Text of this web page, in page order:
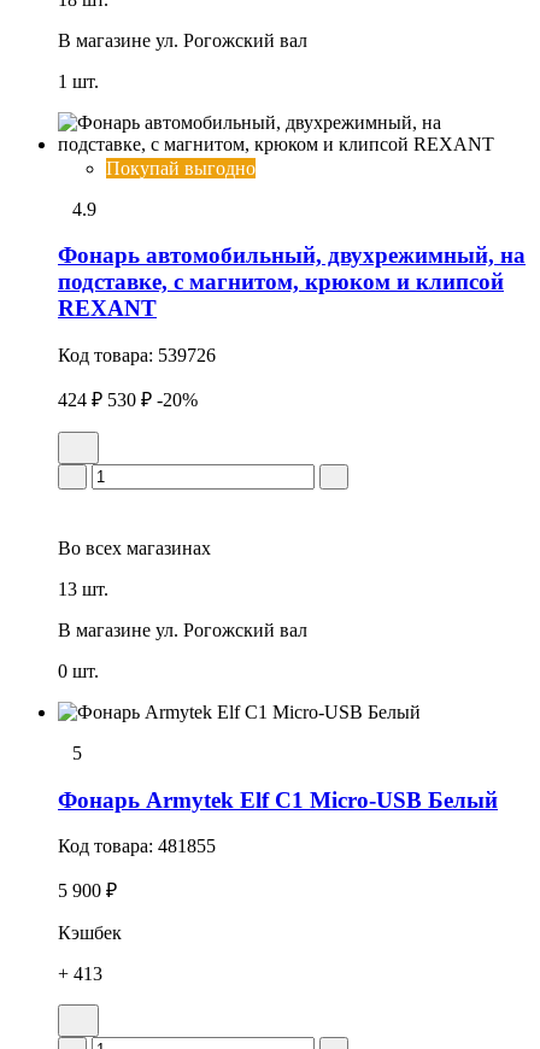
В магазине ул. Рогожский вал
1 шт.
Покупай выгодно
4.9
Фонарь автомобильный, двухрежимный, на
подставке, с магнитом, крюком и клипсой
REXANT
Код товара: 539726
424 ₽ 530 ₽ -20%
Во всех магазинах
13 шт.
В магазине ул. Рогожский вал
0 шт.
5
Фонарь Armytek Elf C1 Micro-USB Белый
Код товара: 481855
5 900 ₽
Кэшбек
+ 413